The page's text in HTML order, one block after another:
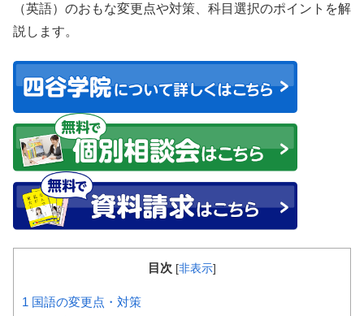
（英語）のおもな変更点や対策、科目選択のポイントを解
説します。
目次 [非表示]
1 国語の変更点・対策